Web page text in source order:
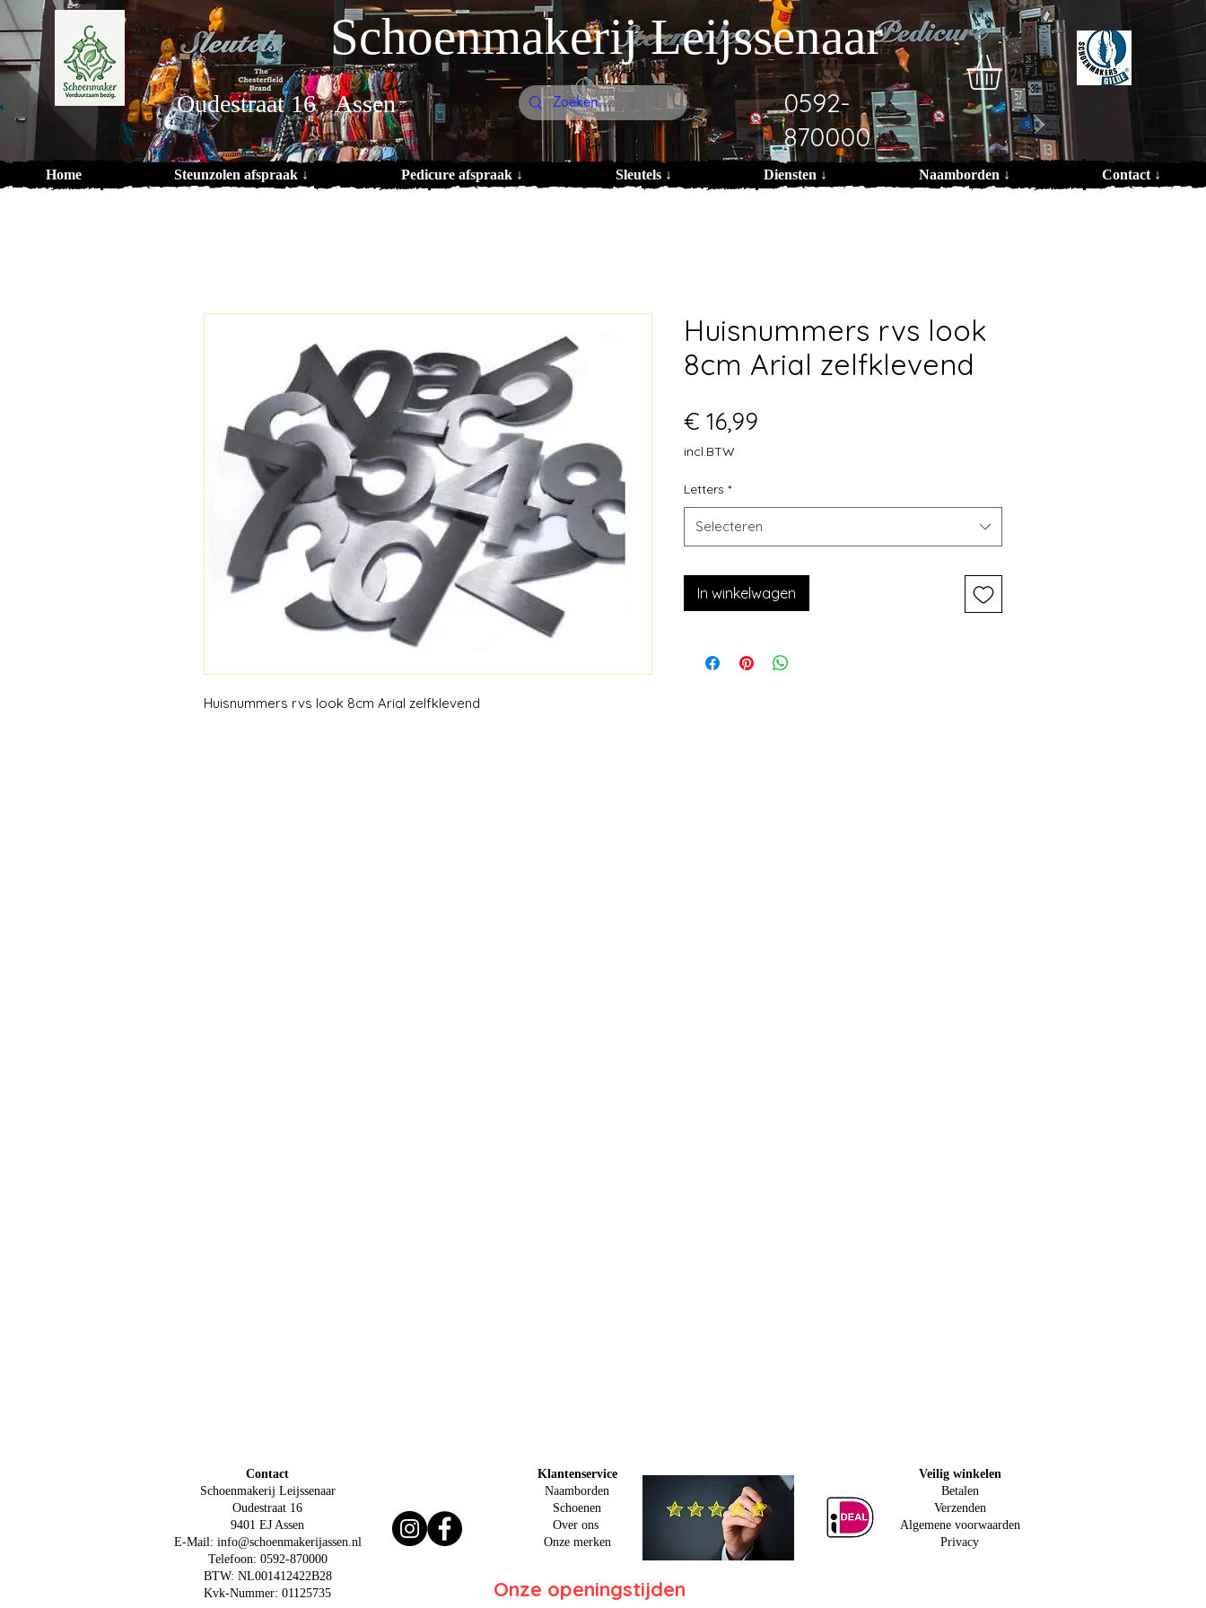
Schoenmakerij Leijssenaar
Oudestraat 16 Assen
0592-
870000
Home Steunzolen afspraak ↓ Pedicure afspraak ↓ Sleutels ↓ Diensten ↓ Naamborden ↓ Contact ↓
Huisnummers rvs look 8cm Arial zelfklevend
Huisnummers rvs look
8cm Arial zelfklevend
€ 16,99
incl.BTW
Letters *
Selecteren
In winkelwagen
Contact
Schoenmakerij Leijssenaar
Oudestraat 16
9401 EJ Assen
E-Mail: info@schoenmakerijassen.nl
Telefoon: 0592-870000
BTW: NL001412422B28
Kvk-Nummer: 01125735
Klantenservice
Naamborden
Schoenen
Over ons
Onze merken
Onze openingstijden
Veilig winkelen
Betalen
Verzenden
Algemene voorwaarden
Privacy